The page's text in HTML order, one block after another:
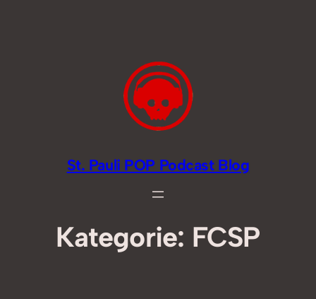
St. Pauli POP Podcast Blog
Kategorie: FCSP